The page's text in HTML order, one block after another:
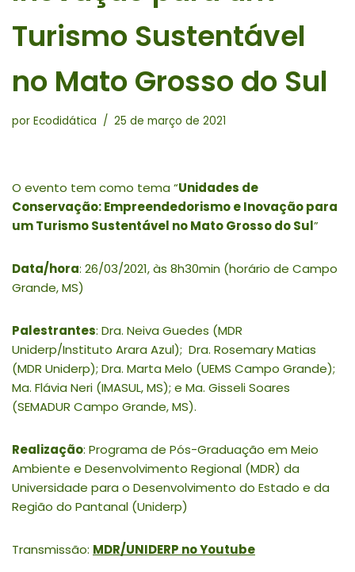
Turismo Sustentável
no Mato Grosso do Sul
por Ecodidática 25 de março de 2021
O evento tem como tema “Unidades de
Conservação: Empreendedorismo e Inovação para
um Turismo Sustentável no Mato Grosso do Sul”
Data/hora: 26/03/2021, às 8h30min (horário de Campo
Grande, MS)
Palestrantes: Dra. Neiva Guedes (MDR
Uniderp/Instituto Arara Azul); Dra. Rosemary Matias
(MDR Uniderp); Dra. Marta Melo (UEMS Campo Grande);
Ma. Flávia Neri (IMASUL, MS); e Ma. Gisseli Soares
(SEMADUR Campo Grande, MS).
Realização: Programa de Pós-Graduação em Meio
Ambiente e Desenvolvimento Regional (MDR) da
Universidade para o Desenvolvimento do Estado e da
Região do Pantanal (Uniderp)
Transmissão: MDR/UNIDERP no Youtube